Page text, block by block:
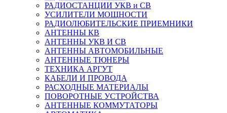
РАДИОСТАНЦИИ УКВ и СВ
УСИЛИТЕЛИ МОЩНОСТИ
РАДИОЛЮБИТЕЛЬСКИЕ ПРИЕМНИКИ
АНТЕННЫ КВ
АНТЕННЫ УКВ И СВ
АНТЕННЫ АВТОМОБИЛЬНЫЕ
АНТЕННЫЕ ТЮНЕРЫ
ТЕХНИКА АРГУТ
КАБЕЛИ И ПРОВОДА
РАСХОДНЫЕ МАТЕРИАЛЫ
ПОВОРОТНЫЕ УСТРОЙСТВА
АНТЕННЫЕ КОММУТАТОРЫ